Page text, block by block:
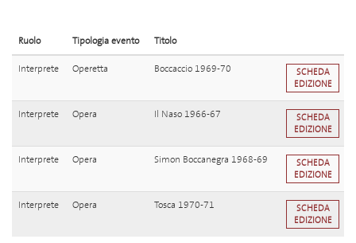
Ruolo Tipologia evento Titolo
Interprete Operetta Boccaccio 1969-70
SCHEDA
EDIZIONE
Interprete Opera Il Naso 1966-67
SCHEDA
EDIZIONE
Interprete Opera Simon Boccanegra 1968-69
SCHEDA
EDIZIONE
Interprete Opera Tosca 1970-71
SCHEDA
EDIZIONE